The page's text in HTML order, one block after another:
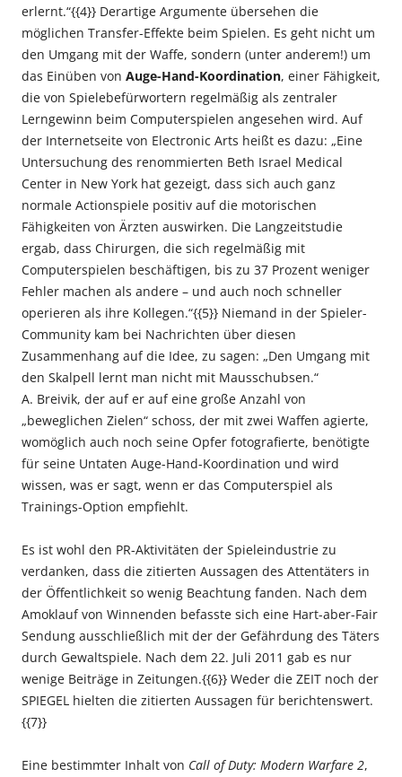
erlernt.“{{4}} Derartige Argumente übersehen die
möglichen Transfer-Effekte beim Spielen. Es geht nicht um
den Umgang mit der Waffe, sondern (unter anderem!) um
das Einüben von Auge-Hand-Koordination, einer Fähigkeit,
die von Spielebefürwortern regelmäßig als zentraler
Lerngewinn beim Computerspielen angesehen wird. Auf
der Internetseite von Electronic Arts heißt es dazu: „Eine
Untersuchung des renommierten Beth Israel Medical
Center in New York hat gezeigt, dass sich auch ganz
normale Actionspiele positiv auf die motorischen
Fähigkeiten von Ärzten auswirken. Die Langzeitstudie
ergab, dass Chirurgen, die sich regelmäßig mit
Computerspielen beschäftigen, bis zu 37 Prozent weniger
Fehler machen als andere – und auch noch schneller
operieren als ihre Kollegen.“{{5}} Niemand in der Spieler-
Community kam bei Nachrichten über diesen
Zusammenhang auf die Idee, zu sagen: „Den Umgang mit
den Skalpell lernt man nicht mit Mausschubsen.“
A. Breivik, der auf er auf eine große Anzahl von
„beweglichen Zielen“ schoss, der mit zwei Waffen agierte,
womöglich auch noch seine Opfer fotografierte, benötigte
für seine Untaten Auge-Hand-Koordination und wird
wissen, was er sagt, wenn er das Computerspiel als
Trainings-Option empfiehlt.
Es ist wohl den PR-Aktivitäten der Spieleindustrie zu
verdanken, dass die zitierten Aussagen des Attentäters in
der Öffentlichkeit so wenig Beachtung fanden. Nach dem
Amoklauf von Winnenden befasste sich eine Hart-aber-Fair
Sendung ausschließlich mit der der Gefährdung des Täters
durch Gewaltspiele. Nach dem 22. Juli 2011 gab es nur
wenige Beiträge in Zeitungen.{{6}} Weder die ZEIT noch der
SPIEGEL hielten die zitierten Aussagen für berichtenswert.
{{7}}
Eine bestimmter Inhalt von Call of Duty: Modern Warfare 2,